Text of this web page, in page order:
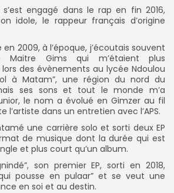
s’est engagé dans le rap en fin 2016,
idole, le rappeur français d’origine
2009, à l’époque, j’écoutais souvent
Maitre Gims qui m’étaient plus
lors des évènements au lycée Ndoulou
à Matam”, une région du nord du
ses sons et tout le monde m’a
le nom a évolué en Gimzer au fil
l’artiste dans un entretien avec l’APS.
une carrière solo et sorti deux EP
de musique dont la durée qui est
et plus court qu’un album.
son premier EP, sorti en 2018,
pousse en pulaar” et se veut une
en soi et au destin.